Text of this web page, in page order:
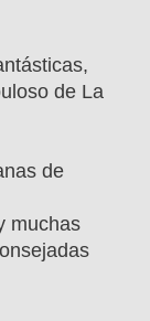
de La
de
muchas